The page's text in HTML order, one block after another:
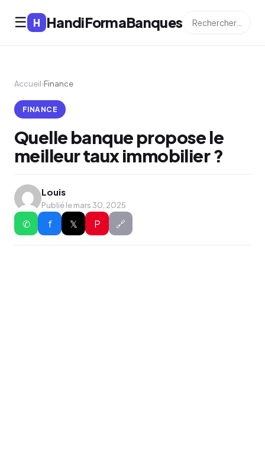
☰ H HandiFormaBanques
Accueil›Finance
FINANCE
Quelle banque propose le
meilleur taux immobilier ?
Louis
Publié le mars 30, 2025
✆ f 𝕏 P 🔗